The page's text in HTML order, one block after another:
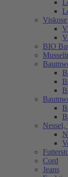
Viskose
BIO
Cord
Jeans